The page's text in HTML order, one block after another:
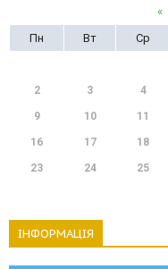
«
Пн
Вт Ср
2 3 4
9 10 11
16 17 18
23 24 25
ІНФОРМАЦІЯ